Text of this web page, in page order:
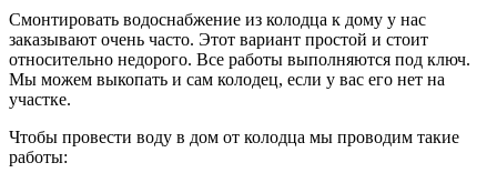
Смонтировать водоснабжение из колодца к дому у нас
заказывают очень часто. Этот вариант простой и стоит
относительно недорого. Все работы выполняются под ключ.
Мы можем выкопать и сам колодец, если у вас его нет на
участке.
Чтобы провести воду в дом от колодца мы проводим такие
работы: